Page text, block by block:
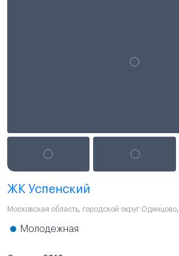
ЖК Успенский
Московская область, городской округ Одинцово,
Молодежная